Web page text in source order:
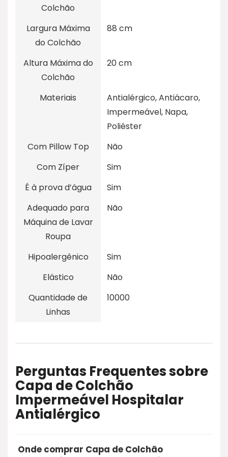
Colchão
Largura Máxima
do Colchão
88 cm
Altura Máxima do
Colchão
20 cm
Materiais
Antialérgico, Antiácaro,
Impermeável, Napa,
Poliéster
Com Pillow Top
Não
Com Zíper
Sim
É à prova d’água
Sim
Adequado para
Máquina de Lavar
Roupa
Não
Hipoalergênico
Sim
Elástico
Não
Quantidade de
Linhas
10000
Perguntas Frequentes sobre
Capa de Colchão
Impermeável Hospitalar
Antialérgico
Onde comprar Capa de Colchão